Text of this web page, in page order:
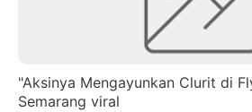
"Aksinya Mengayunkan Clurit di
Semarang viral